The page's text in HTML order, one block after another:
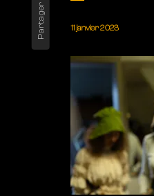
Partager 11 janvier 2023